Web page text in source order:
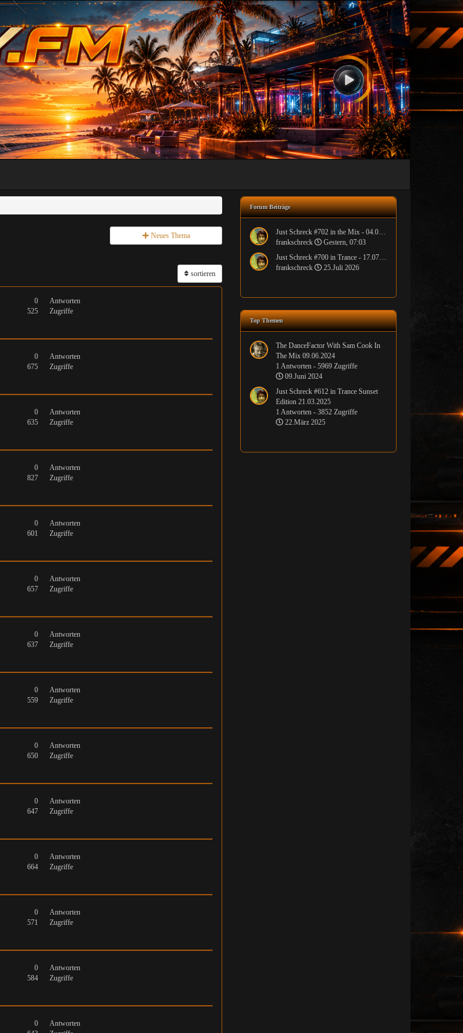
Neues Thema
sortieren
0
Antworten
525
Zugriffe
0
Antworten
675
Zugriffe
0
Antworten
635
Zugriffe
0
Antworten
827
Zugriffe
0
Antworten
601
Zugriffe
0
Antworten
657
Zugriffe
0
Antworten
637
Zugriffe
0
Antworten
559
Zugriffe
0
Antworten
650
Zugriffe
0
Antworten
647
Zugriffe
0
Antworten
664
Zugriffe
0
Antworten
571
Zugriffe
0
Antworten
584
Zugriffe
0
Antworten
Forum Beiträge
Just Schreck #702 in the Mix - 04.08.2026
frankschreck
Gestern, 07:03
Just Schreck #700 in Trance - 17.07.2026
frankschreck
25.Juli 2026
Top Themen
The DanceFactor With Sam Cook In
The Mix 09.06.2024
1 Antworten - 5969 Zugriffe
09.Juni 2024
Just Schreck #612 in Trance Sunset
Edition 21.03.2025
1 Antworten - 3852 Zugriffe
22.März 2025